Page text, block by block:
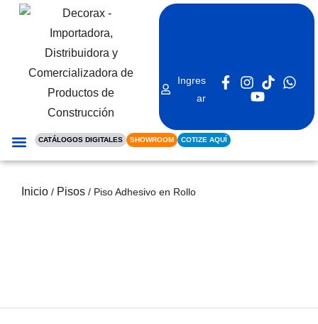
Ingres
ar
CATÁLOGOS DIGITALES SHOWROOM COTIZE AQUÍ
Inicio / Pisos / Piso Adhesivo en Rollo